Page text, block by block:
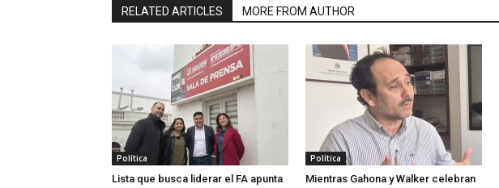
RELATED ARTICLES MORE FROM AUTHOR
Política
Lista que busca liderar el FA apunta
Política
Mientras Gahona y Walker celebran